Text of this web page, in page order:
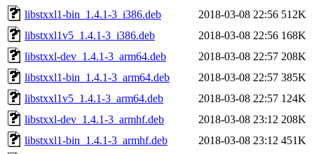
libstxxl1-bin_1.4.1-3_i386.deb
2018-03-08 22:56 512K
libstxxl1v5_1.4.1-3_i386.deb
2018-03-08 22:56 168K
libstxxl-dev_1.4.1-3_arm64.deb
2018-03-08 22:57 208K
libstxxl1-bin_1.4.1-3_arm64.deb
2018-03-08 22:57 385K
libstxxl1v5_1.4.1-3_arm64.deb
2018-03-08 22:57 124K
libstxxl-dev_1.4.1-3_armhf.deb
2018-03-08 23:12 208K
libstxxl1-bin_1.4.1-3_armhf.deb
2018-03-08 23:12 451K